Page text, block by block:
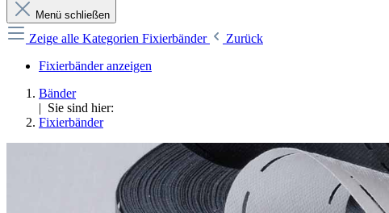
Menü schließen
Zeige alle Kategorien Fixierbänder
Zurück
Fixierbänder anzeigen
Bänder
| Sie sind hier:
Fixierbänder